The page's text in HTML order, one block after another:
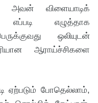
அவன் விளையாடிக்
எழுத்தாக
ஒலியுடன்
ஆராய்ச்சிகளை
ஏற்படும் போதெல்லாம்,